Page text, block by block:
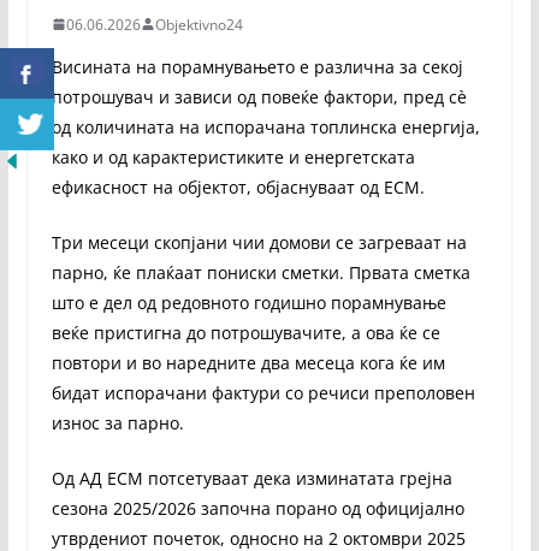
06.06.2026 Objektivno24
Висината на порамнувањето е различна за секој
потрошувач и зависи од повеќе фактори, пред сѐ
од количината на испорачана топлинска енергија,
како и од карактеристиките и енергетската
ефикасност на објектот, објаснуваат од ЕСМ.
Три месеци скопјани чии домови се загреваат на
парно, ќе плаќаат пониски сметки. Првата сметка
што е дел од редовното годишно порамнување
веќе пристигна до потрошувачите, а ова ќе се
повтори и во наредните два месеца кога ќе им
бидат испорачани фактури со речиси преполовен
износ за парно.
Од АД ЕСМ потсетуваат дека изминатата грејна
сезона 2025/2026 започна порано од официјално
утврдениот почеток, односно на 2 октомври 2025